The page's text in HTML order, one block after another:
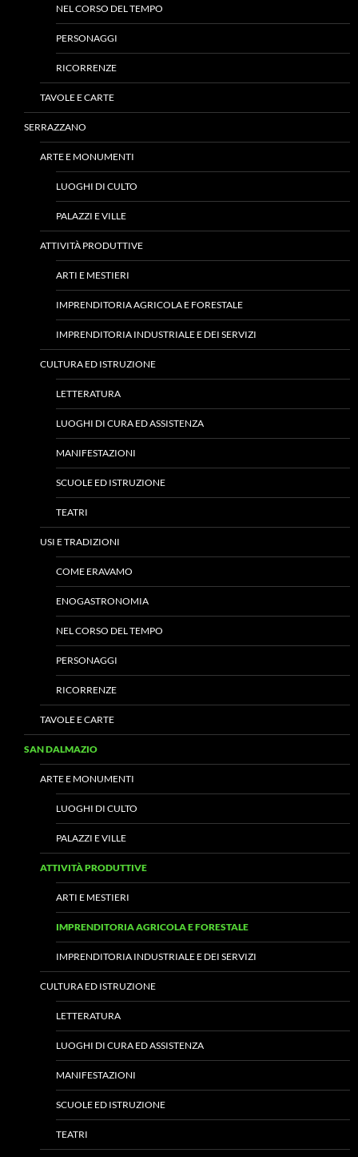
NEL CORSO DEL TEMPO
PERSONAGGI
RICORRENZE
TAVOLE E CARTE
SERRAZZANO
ARTE E MONUMENTI
LUOGHI DI CULTO
PALAZZI E VILLE
ATTIVITÀ PRODUTTIVE
ARTI E MESTIERI
IMPRENDITORIA AGRICOLA E FORESTALE
IMPRENDITORIA INDUSTRIALE E DEI SERVIZI
CULTURA ED ISTRUZIONE
LETTERATURA
LUOGHI DI CURA ED ASSISTENZA
MANIFESTAZIONI
SCUOLE ED ISTRUZIONE
TEATRI
USI E TRADIZIONI
COME ERAVAMO
ENOGASTRONOMIA
NEL CORSO DEL TEMPO
PERSONAGGI
RICORRENZE
TAVOLE E CARTE
SAN DALMAZIO
ARTE E MONUMENTI
LUOGHI DI CULTO
PALAZZI E VILLE
ATTIVITÀ PRODUTTIVE
ARTI E MESTIERI
IMPRENDITORIA AGRICOLA E FORESTALE
IMPRENDITORIA INDUSTRIALE E DEI SERVIZI
CULTURA ED ISTRUZIONE
LETTERATURA
LUOGHI DI CURA ED ASSISTENZA
MANIFESTAZIONI
SCUOLE ED ISTRUZIONE
TEATRI